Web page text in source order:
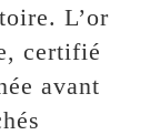
L’or
certifié
avant